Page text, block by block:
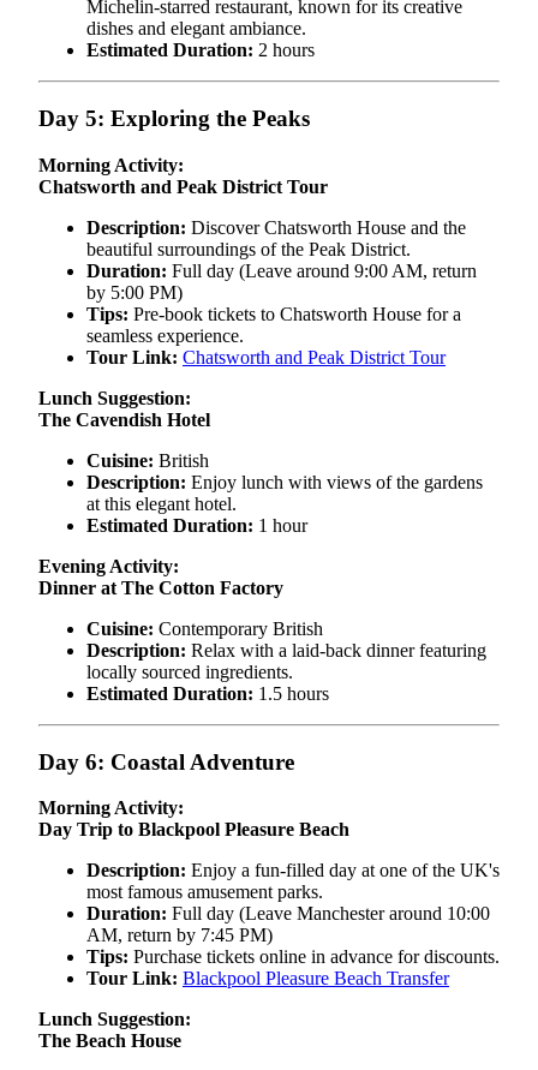
Michelin-starred restaurant, known for its creative
dishes and elegant ambiance.
Estimated Duration: 2 hours
Day 5: Exploring the Peaks
Morning Activity:
Chatsworth and Peak District Tour
Description: Discover Chatsworth House and the
beautiful surroundings of the Peak District.
Duration: Full day (Leave around 9:00 AM, return
by 5:00 PM)
Tips: Pre-book tickets to Chatsworth House for a
seamless experience.
Tour Link: Chatsworth and Peak District Tour
Lunch Suggestion:
The Cavendish Hotel
Cuisine: British
Description: Enjoy lunch with views of the gardens
at this elegant hotel.
Estimated Duration: 1 hour
Evening Activity:
Dinner at The Cotton Factory
Cuisine: Contemporary British
Description: Relax with a laid-back dinner featuring
locally sourced ingredients.
Estimated Duration: 1.5 hours
Day 6: Coastal Adventure
Morning Activity:
Day Trip to Blackpool Pleasure Beach
Description: Enjoy a fun-filled day at one of the UK's
most famous amusement parks.
Duration: Full day (Leave Manchester around 10:00
AM, return by 7:45 PM)
Tips: Purchase tickets online in advance for discounts.
Tour Link: Blackpool Pleasure Beach Transfer
Lunch Suggestion:
The Beach House